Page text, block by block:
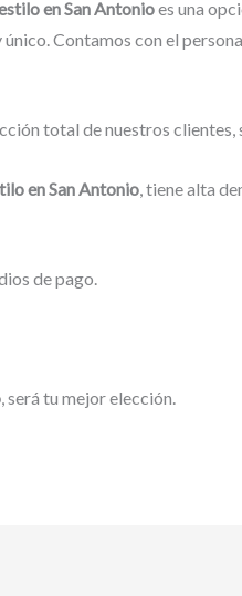
en San Antonioes una
Contamos con el
total de nuestros
en San Antonio , tiene alta
de pago.
, será tu mejor elección.